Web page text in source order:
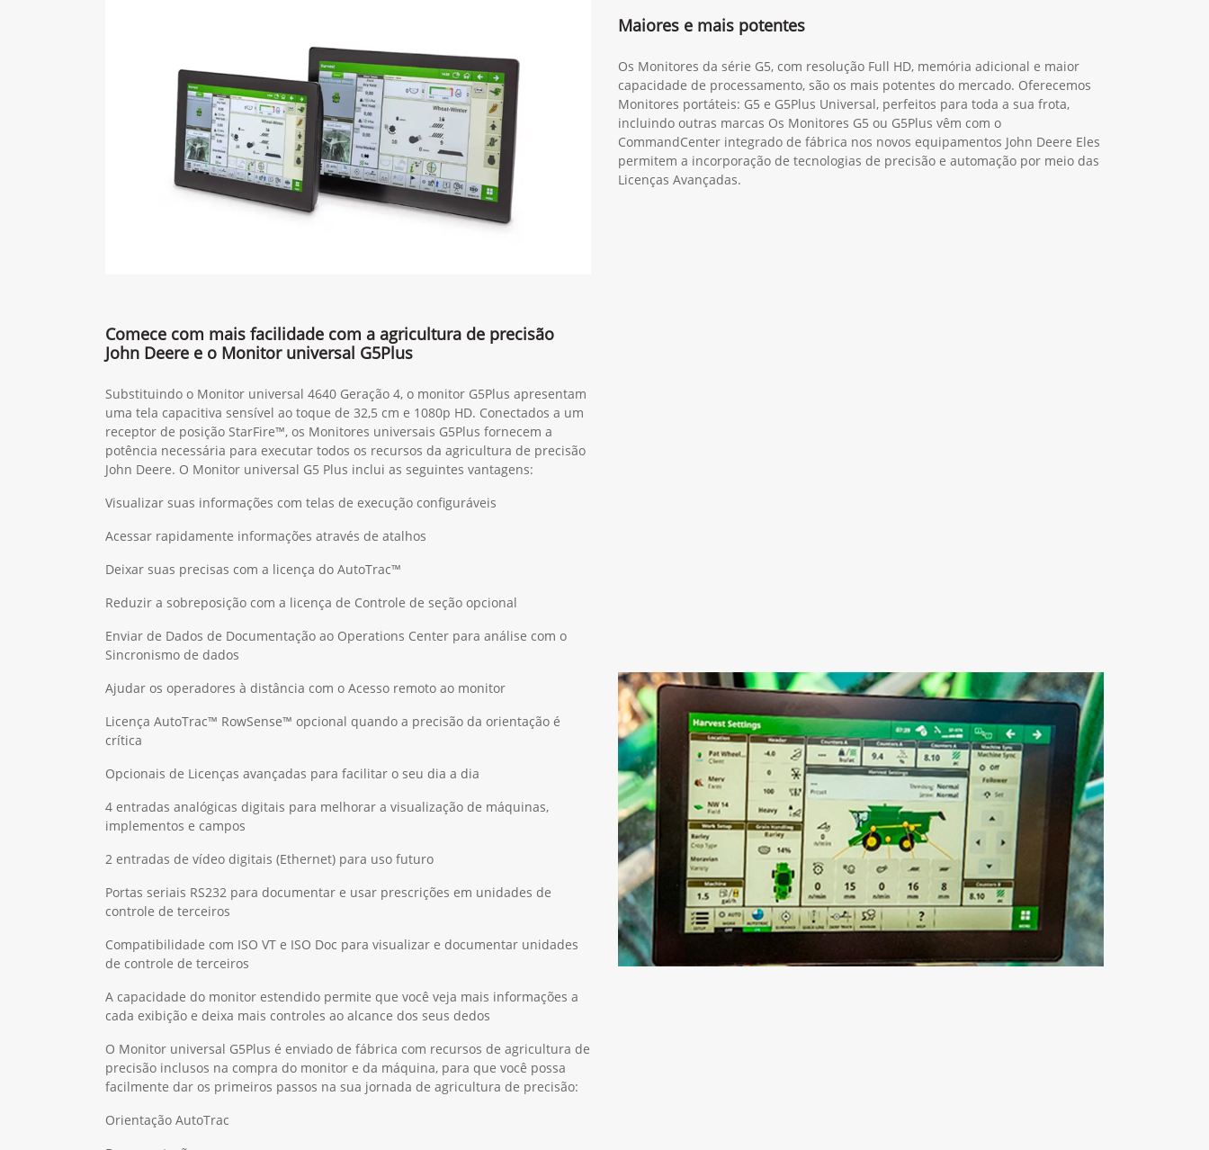
Maiores e mais potentes
Os Monitores da série G5, com resolução Full HD, memória adicional e maior
capacidade de processamento, são os mais potentes do mercado. Oferecemos
Monitores portáteis: G5 e G5Plus Universal, perfeitos para toda a sua frota,
incluindo outras marcas Os Monitores G5 ou G5Plus vêm com o
Comece com mais facilidade com a agricultura de precisão
John Deere e o Monitor universal G5Plus
Substituindo o Monitor universal 4640 Geração 4, o monitor G5Plus apresentam
uma tela capacitiva sensível ao toque de 32,5 cm e 1080p HD. Conectados a um
potência necessária para executar todos os recursos da agricultura de precisão
Reduzir a sobreposição com a licença de Controle de seção opcional
Enviar de Dados de Documentação ao Operations Center para análise com o
Ajudar os operadores à distância com o Acesso remoto ao monitor
Licença AutoTrac™ RowSense™ opcional quando a precisão da orientação é
Opcionais de Licenças avançadas para facilitar o seu dia a dia
4 entradas analógicas digitais para melhorar a visualização de máquinas,
2 entradas de vídeo digitais (Ethernet) para uso futuro
Portas seriais RS232 para documentar e usar prescrições em unidades de
controle de terceiros
Compatibilidade com ISO VT e ISO Doc para visualizar e documentar unidades
de controle de terceiros
A capacidade do monitor estendido permite que você veja mais informações a
cada exibição e deixa mais controles ao alcance dos seus dedos
precisão inclusos na compra do monitor e da máquina, para que você possa